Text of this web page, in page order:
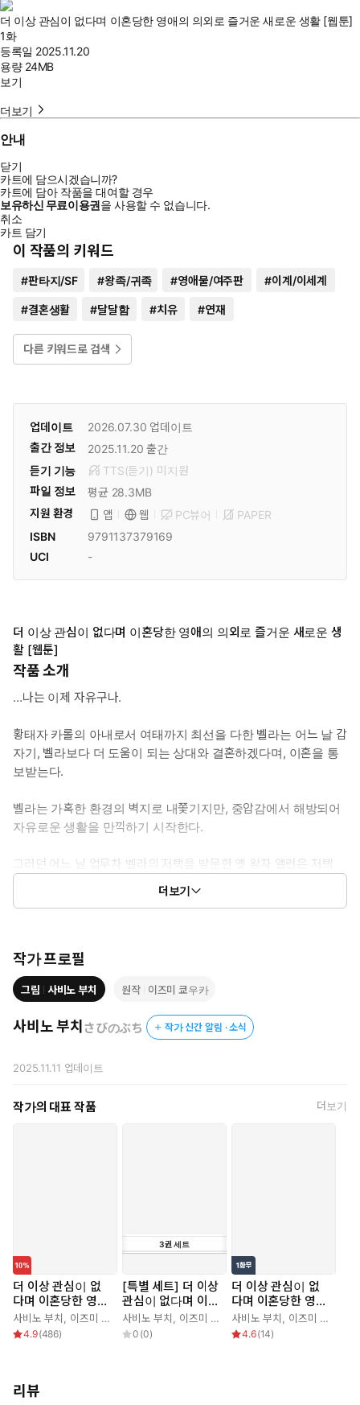
더 이상 관심이 없다며 이혼당한 영애의 의외로 즐거운 새로운 생활 [웹툰]
1화
등록일 2025.11.20
용량 24MB
보기
더보기
안내
닫기
카트에 담으시겠습니까?
카트에 담아 작품을 대여할 경우
보유하신 무료이용권을 사용할 수 없습니다.
취소
카트 담기
이 작품의 키워드
#판타지/SF #왕족/귀족 #영애물/여주판 #이계/이세계
#결혼생활 #달달함 #치유 #연재
다른 키워드로 검색
업데이트 2026.07.30 업데이트
출간 정보
2025.11.20 출간
듣기 기능
TTS(듣기) 미 지원
파일 정보
평균 28.3MB
지원 환경
앱 웹 PC뷰어
PAPER
ISBN
9791137379169
UCI
-
더 이상 관심이 없다며 이혼당한 영애의 의외로 즐거운 새로운 생
활 [웹툰]
작품 소개
…나는 이제 자유구나.
황태자 카롤의 아내로서 여태까지 최선을 다한 벨라는 어느 날 갑
자기, 벨라보다 더 도움이 되는 상대와 결혼하겠다며, 이혼을 통
보받는다.
벨라는 가혹한 환경의 벽지로 내쫓기지만, 중압감에서 해방되어
자유로운 생활을 만끽하기 시작한다.
그러던 어느 날 업무차 벨라의 저택을 방문한 옛 왕자 앨런은 저택
주변의 어떠한 변화를 눈치채는데…?
SABINO
더보기
작가 프로필
그림 사비노 부치 원작 이즈미 쿄우카
사비노 부치 さびのぶち 작가 신간 알림 · 소식
2025.11.11 업데이트
작가의 대표 작품 더보기
더 이상 관심이 없
다며 이혼당한 영애
의 의외로 즐거운
새로운 생활
사비노 부치 이즈미 쿄우카
4.9(486)
3권 세트
[특별 세트] 더 이상
관심이 없다며 이혼
당한 영애의 의외로
즐거운 새로운 생활
(총 3권)
사비노 부치 이즈미 쿄우카
0 (0)
더 이상 관심이 없
다며 이혼당한 영애
의 의외로 즐거운
새로운 생활 [웹툰]
사비노 부치 이즈미 쿄우카
4.6(14)
리뷰